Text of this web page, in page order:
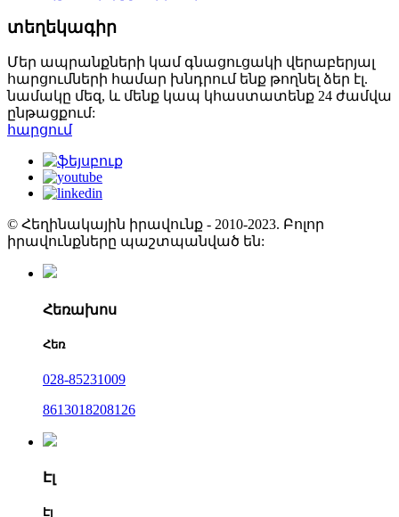
տեղեկագիր
Մեր ապրանքների կամ գնացուցակի վերաբերյալ
հարցումների համար խնդրում ենք թողնել ձեր էլ.
նամակը մեզ, և մենք կապ կհաստատենք 24 ժամվա
ընթացքում:
հարցում
© Հեղինակային իրավունք - 2010-2023. Բոլոր
իրավունքները պաշտպանված են:
Հեռախոս
Հեռ
028-85231009
8613018208126
Էլ
Էլ